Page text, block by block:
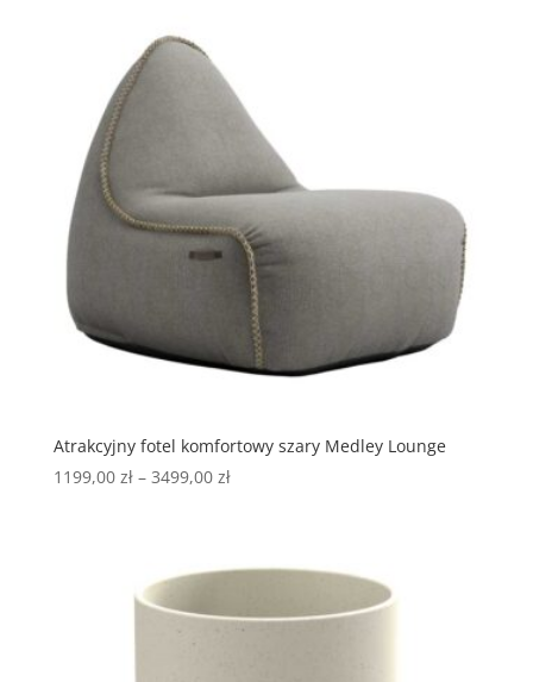
Atrakcyjny fotel komfortowy szary Medley Lounge
1199,00 zł– 3499,00 zł